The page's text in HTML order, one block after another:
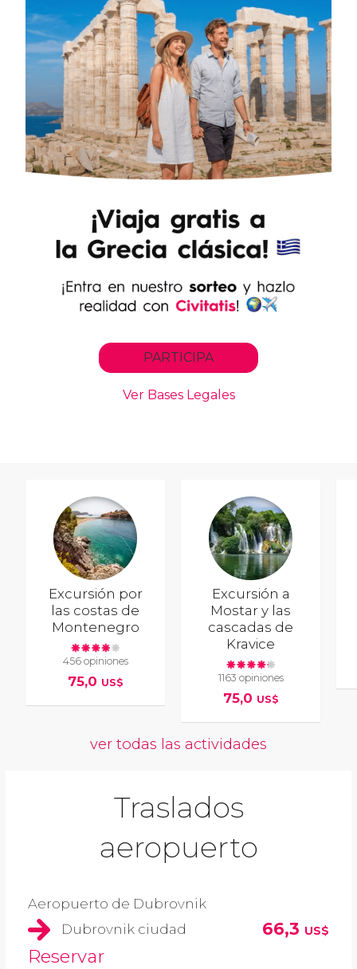
Excursión por
las costas de
Montenegro
456 opiniones
75,0 US$
Excursión a
Mostar y las
cascadas de
Kravice
1163 opiniones
75,0 US$
ver todas las actividades
Traslados
aeropuerto
Aeropuerto de Dubrovnik
Dubrovnik ciudad
66,3 US$
Reservar